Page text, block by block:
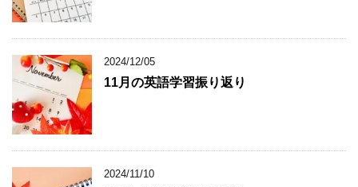
2024/12/05
11月の英語学習振り返り
2024/11/10